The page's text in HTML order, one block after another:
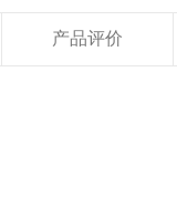
产品评价